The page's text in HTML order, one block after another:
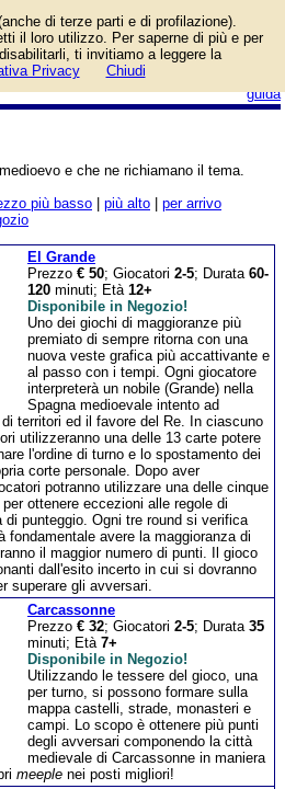
guida
Lista giochi da tavolo
categoria Medioevo.
e che ne richiamano il tema.
più basso più alto
per arrivo
El Grande
Prezzo € 50; Giocatori 2-5; Durata 60-
120 minuti; Età 12+
Disponibile in Negozio!
Uno dei giochi di maggioranze più
premiato di sempre ritorna con una
nuova veste grafica più accattivante e
al passo con i tempi. Ogni giocatore
interpreterà un nobile (Grande) nella
Spagna medioevale intento ad
territori ed il favore del Re. In ciascuno
utilizzeranno una delle 13 carte potere
l'ordine di turno e lo spostamento dei
corte personale. Dopo aver
potranno utilizzare una delle cinque
ottenere eccezioni alle regole di
punteggio. Ogni tre round si verifica
fondamentale avere la maggioranza di
il maggior numero di punti. Il gioco
dall'esito incerto in cui si dovranno
superare gli avversari.
Carcassonne
Prezzo € 32; Giocatori 2-5; Durata 35
minuti; Età 7+
Disponibile in Negozio!
Utilizzando le tessere del gioco, una
per turno, si possono formare sulla
mappa castelli, strade, monasteri e
campi. Lo scopo è ottenere più punti
degli avversari componendo la città
medievale di Carcassonne in maniera
meeple nei posti migliori!
di terze parti e di profilazione).
il loro utilizzo. Per saperne di più e per
ti invitiamo a leggere la
Privacy Chiudi